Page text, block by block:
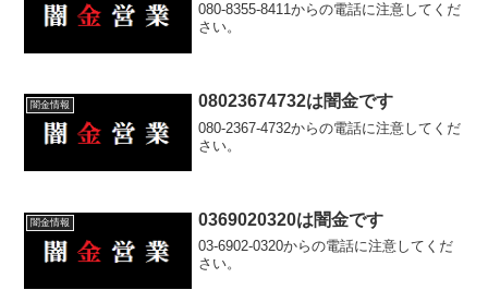
080-8355-8411からの電話に注意してくだ
さい。
闇金情報 08023674732は闇金です
080-2367-4732からの電話に注意してくだ
さい。
闇金情報 0369020320は闇金です
03-6902-0320からの電話に注意してくだ
さい。